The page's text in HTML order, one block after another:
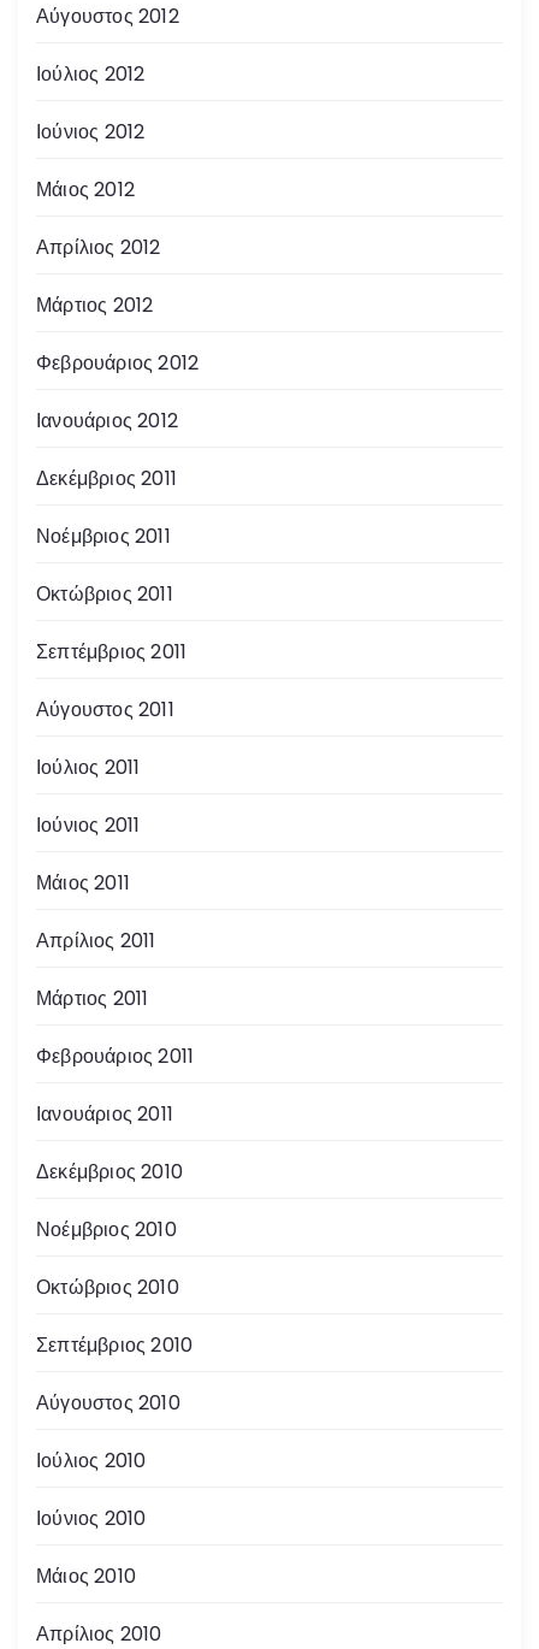
Αύγουστος 2012
Ιούλιος 2012
Ιούνιος 2012
Μάιος 2012
Απρίλιος 2012
Μάρτιος 2012
Φεβρουάριος 2012
Ιανουάριος 2012
Δεκέμβριος 2011
Νοέμβριος 2011
Οκτώβριος 2011
Σεπτέμβριος 2011
Αύγουστος 2011
Ιούλιος 2011
Ιούνιος 2011
Μάιος 2011
Απρίλιος 2011
Μάρτιος 2011
Φεβρουάριος 2011
Ιανουάριος 2011
Δεκέμβριος 2010
Νοέμβριος 2010
Οκτώβριος 2010
Σεπτέμβριος 2010
Αύγουστος 2010
Ιούλιος 2010
Ιούνιος 2010
Μάιος 2010
Απρίλιος 2010